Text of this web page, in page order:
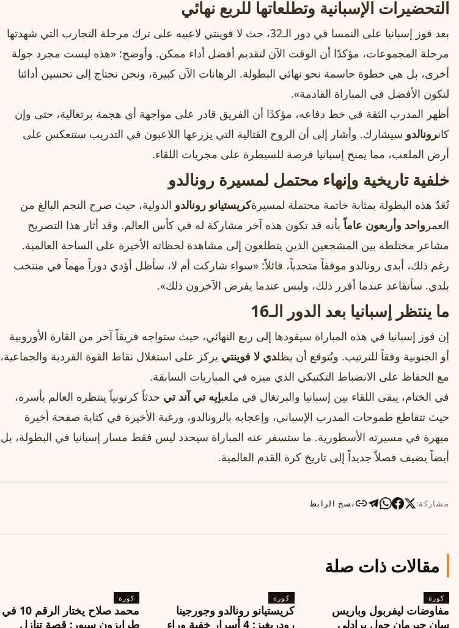
التحضيرات الإسبانية وتطلعاتها للربع نهائي
بعد فوز إسبانيا على النمسا في دور الـ32، حث لا فوينتي لاعبيه على ترك مرحلة التجارب التي شهدتها
مرحلة المجموعات، مؤكدًا أن الوقت الآن لتقديم أفضل أداء ممكن. وأوضح: «هذه ليست مجرد جولة
أخرى، بل هي خطوة حاسمة نحو نهائي البطولة. الرهانات الآن كبيرة، ونحن نحتاج إلى تحسين أدائنا
لنكون الأفضل في المباراة القادمة».
أظهر المدرب الثقة في خط دفاعه، مؤكدًا أن الفريق قادر على مواجهة أي هجمة برتغالية، حتى وإن
كانرونالدو سيشارك. وأشار إلى أن الروح القتالية التي يزرعها اللاعبون في التدريب ستنعكس على
أرض الملعب، مما يمنح إسبانيا فرصة للسيطرة على مجريات اللقاء.
خلفية تاريخية وإنهاء محتمل لمسيرة رونالدو
تُعَدّ هذه البطولة بمثابة خاتمة محتملة لمسيرةكريستيانو رونالدو الدولية، حيث صرح النجم البالغ من
العمر واحد وأربعون عاماً بأنه قد تكون هذه آخر مشاركة له في كأس العالم. وقد أثار هذا التصريح
مشاعر مختلطة بين المشجعين الذين يتطلعون إلى مشاهدة لحظاته الأخيرة على الساحة العالمية.
رغم ذلك، أبدى رونالدو موقفاً متحدياً، قائلاً: «سواء شاركت أم لا، سأظل أؤدي دوراً مهماً في منتخب
بلدي. سأتقاعد عندما أقرر ذلك، وليس عندما يفرض الآخرون ذلك».
ما ينتظر إسبانيا بعد الدور الـ16
إن فوز إسبانيا في هذه المباراة سيقودها إلى ربع النهائي، حيث ستواجه فريقاً آخر من القارة الأوروبية
أو الجنوبية وفقاً للترتيب. ويُتوقع أن يظلدي لا فوينتي يركز على استغلال نقاط القوة الفردية والجماعية،
مع الحفاظ على الانضباط التكتيكي الذي ميزه في المباريات السابقة.
في الختام، يبقى اللقاء بين إسبانيا والبرتغال في ملعبإيه تي آند تي حدثاً كرتونياً ينتظره العالم بأسره،
حيث تتقاطع طموحات المدرب الإسباني، وإعجابه بالرونالدو، ورغبة الأخيرة في كتابة صفحة أخيرة
مبهرة في مسيرته الأسطورية. ما ستسفر عنه المباراة سيحدد ليس فقط مسار إسبانيا في البطولة، بل
أيضاً يضيف فصلاً جديداً إلى تاريخ كرة القدم العالمية.
مشاركة: نسخ الرابط
مقالات ذات صلة
كورة
مفاوضات ليفربول وباريس
سان جيرمان حول برادلي
كورة
كريستيانو رونالدو وجورجينا
رودريغيز: 4 أسرار خفية وراء
كورة
محمد صلاح يختار الرقم 10 في
طرابزون سبور: قصة تنازل